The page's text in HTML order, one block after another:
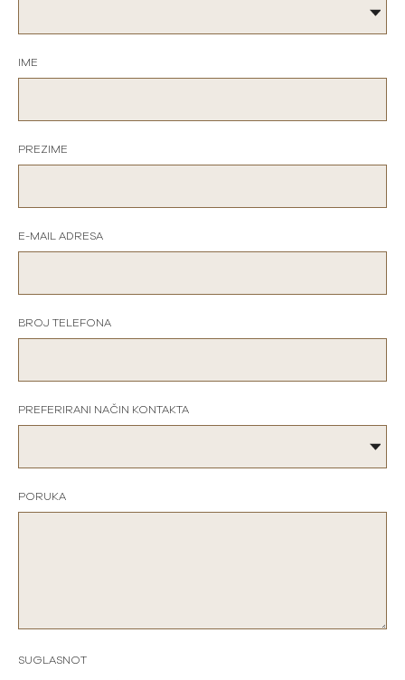
IME
PREZIME
E-MAIL ADRESA
BROJ TELEFONA
PREFERIRANI NAČIN KONTAKTA
PORUKA
SUGLASNOT